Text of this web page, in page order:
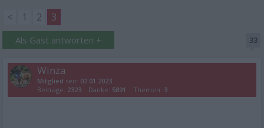
<
1 2 3
Als Gast antworten + 33
Winza
Mitglied seit: 02.01.2023
Beiträge: 2323 Danke: 5891 Themen: 3